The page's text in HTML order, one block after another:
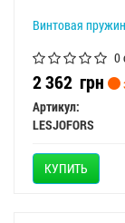
Винтовая
0
2 362 грн
Артикул:
LESJOFORS
КУПИТЬ